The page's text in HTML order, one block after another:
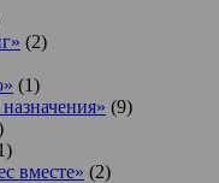
(2)
(1)
(9)
вместе» (2)